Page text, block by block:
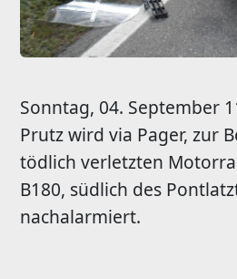
Sonntag, 04. September
Prutz wird via Pager, zur
tödlich verletzten
B180, südlich des
nachalarmiert.